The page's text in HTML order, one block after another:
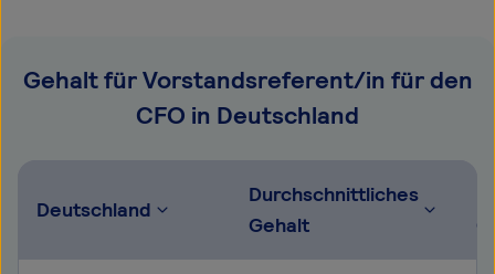
Gehalt für Vorstandsreferent/in für den
CFO in Deutschland
Deutschland
Durchschnittliches
Gehalt